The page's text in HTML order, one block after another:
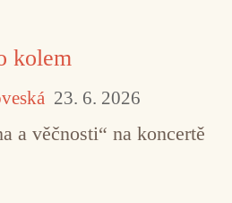
kolem
23. 6. 2026
a věčnosti“ na koncertě